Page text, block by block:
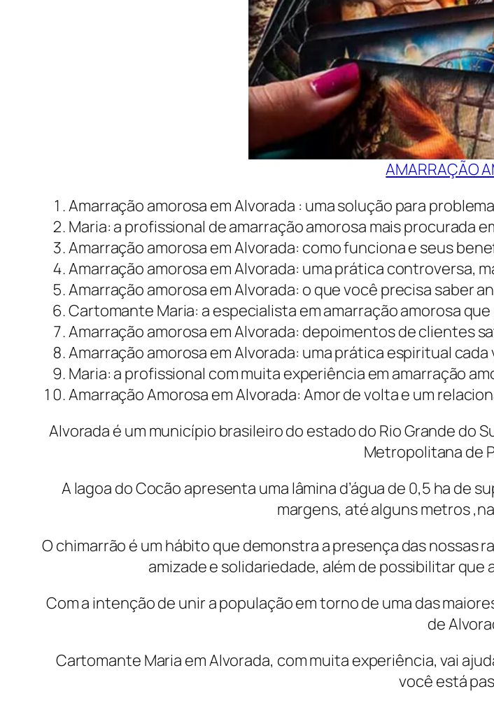
AMARRAÇÃO
Amarração amorosa em Alvorada : uma solução para
Maria: a profissional de amarração amorosa mais procurada
Amarração amorosa em Alvorada: como funciona e seus
Amarração amorosa em Alvorada: uma prática controversa,
Amarração amorosa em Alvorada: o que você precisa saber
Cartomante Maria: a especialista em amarração amorosa
Amarração amorosa em Alvorada: depoimentos de clientes
Amarração amorosa em Alvorada: uma prática espiritual cada
Maria: a profissional com muita experiência em amarração
Amarração Amorosa em Alvorada: Amor de volta e um
Alvorada é um município brasileiro do estado do Rio Grande do
Metropolitana de
A lagoa do Cocão apresenta uma lâmina d’água de 0,5 ha
margens, até alguns metros
O chimarrão é um hábito que demonstra a presença das nossas
amizade e solidariedade, além de possibilitar
Com a intenção de unir a população em torno de uma das
de
Cartomante Maria em Alvorada, com muita experiência, vai
você está